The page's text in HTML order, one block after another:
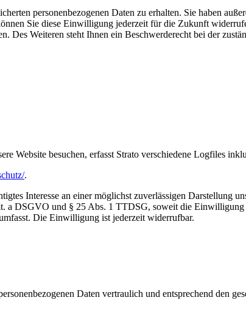
personenbezogenen Daten zu erhalten. Sie haben
Sie diese Einwilligung jederzeit für die Zukunft
Des Weiteren steht Ihnen ein Beschwerderecht bei der
Website besuchen, erfasst Strato verschiedene Logfiles
.
Interesse an einer möglichst zuverlässigen Darstellung
DSGVO und § 25 Abs. 1 TTDSG, soweit die Einwilligung
Die Einwilligung ist jederzeit widerrufbar.
Daten vertraulich und entsprechend den